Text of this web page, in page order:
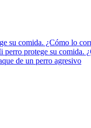
su comida. ¿Cómo lo
perro protege su comida.
de un perro agresivo